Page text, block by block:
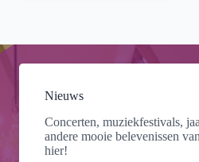
Nieuws
Concerten, muziekfestivals,
andere mooie belevenissen
hier!